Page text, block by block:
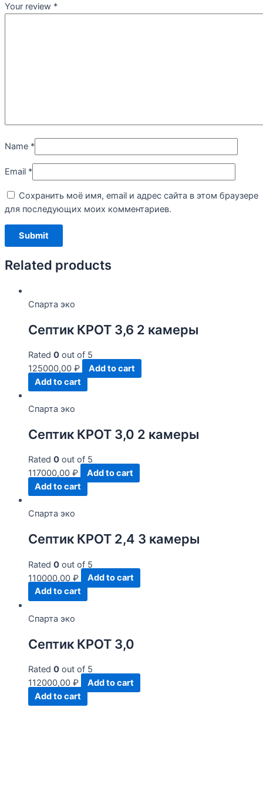
Your review *
Name *
Email *
Сохранить моё имя, email и адрес сайта в этом браузере
для последующих моих комментариев.
Related products
Спарта эко
Септик КРОТ 3,6 2 камеры
Rated 0 out of 5
125000,00 ₽
Add to cart
Add to cart
Спарта эко
Септик КРОТ 3,0 2 камеры
Rated 0 out of 5
117000,00 ₽
Add to cart
Add to cart
Спарта эко
Септик КРОТ 2,4 3 камеры
Rated 0 out of 5
110000,00 ₽
Add to cart
Add to cart
Спарта эко
Септик КРОТ 3,0
Rated 0 out of 5
112000,00 ₽
Add to cart
Add to cart